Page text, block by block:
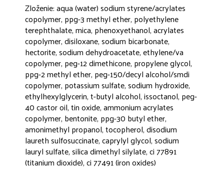
Zloženie: aqua (water) sodium styrene/acrylates
copolymer, ppg-3 methyl ether, polyethylene
terephthalate, mica, phenoxyethanol, acrylates
copolymer, disiloxane, sodium bicarbonate,
hectorite, sodium dehydroacetate, ethylene/va
copolymer, peg-12 dimethicone, propylene glycol,
ppg-2 methyl ether, peg-150/decyl alcohol/smdi
copolymer, potassium sulfate, sodium hydroxide,
ethylhexylglycerin, t-butyl alcohol, issoctanol, peg-
40 castor oil, tin oxide, ammonium acrylates
copolymer, bentonite, ppg-30 butyl ether,
amonimethyl propanol, tocopherol, disodium
laureth sulfosuccinate, caprylyl glycol, sodium
lauryl sulfate, silica dimethyl silylate, ci 77891
(titanium dioxide), ci 77491 (iron oxides)